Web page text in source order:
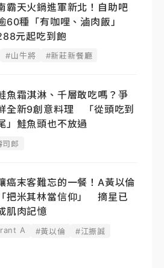
霸天火鍋進軍新北！自助吧
60種「有咖哩、滷肉飯」
元起吃到飽
#山牛將 #新莊新餐廳
魚霜淇淋、千層敢吃嗎？爭
全新9創意料理 「從頭吃到
」鮭魚頭也不放過
司郎
癌末客難忘的一餐！A黃以倫
「把米其林當信仰」 摘星已
肌肉記憶
A #黃以倫 #江振誠